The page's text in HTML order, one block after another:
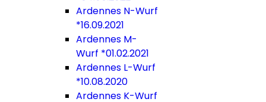
Ardennes N-Wurf
*16.09.2021
Ardennes M-
Wurf *01.02.2021
Ardennes L-Wurf
*10.08.2020
Ardennes K-Wurf